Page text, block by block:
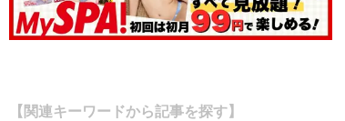
【関連キーワードから記事を探す】